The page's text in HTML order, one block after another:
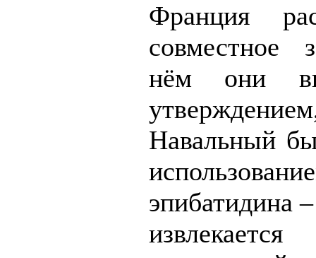
Франция
совместное
нём они
Навальный
эпибатидина